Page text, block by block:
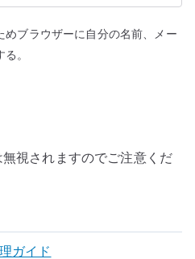
めブラウザーに自分の名前、メー
。
視されますのでご注意くだ
ガイド